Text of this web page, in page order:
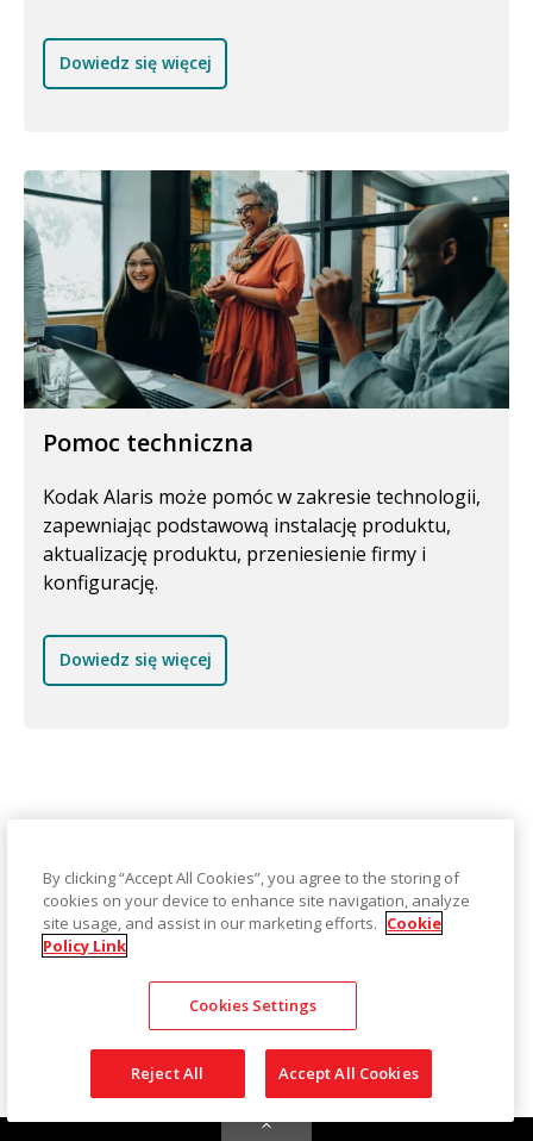
Dowiedz się więcej
Pomoc techniczna
Kodak Alaris może pomóc w zakresie technologii,
zapewniając podstawową instalację produktu,
aktualizację produktu, przeniesienie firmy i
konfigurację.
Dowiedz się więcej
Broszury
KODAK-S3120-Max-S3140-Max-Scanner-flyer-EN.pdf
Kodak A3 Size Flatbed Accessories brochure
By clicking “Accept All Cookies”, you agree to the storing of
cookies on your device to enhance site navigation, analyze
site usage, and assist in our marketing efforts. Cookie
Policy Link
Cookies Settings
Reject All Accept All Cookies